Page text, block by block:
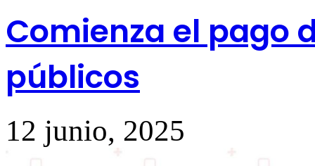
Comienza el pago
públicos
12 junio, 2025